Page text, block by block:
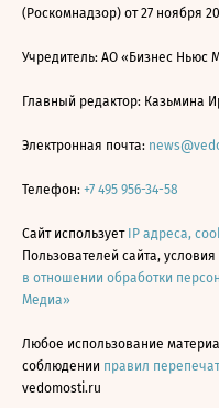
(Роскомнадзор) от 27 ноября
Учредитель: АО «Бизнес Ньюс
Главный редактор: Казьмина
Электронная почта:
Телефон: +7 495 956-34-58
Сайт использует IP адреса,
Пользователей сайта,
в отношении обработки
Медиа»
Любое использование
соблюдении правил
vedomosti.ru